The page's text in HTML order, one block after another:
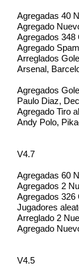
Agregadas 40
Agregado
Agregados 348
Agregado
Arreglados
Arsenal,
Agregados
Paulo Diaz,
Agregado Tiro
Andy Polo,
V4.7
Agregadas 60
Agregados 2
Agregados 326
Jugadores
Arreglado 2
Agregado
V4.5